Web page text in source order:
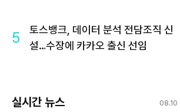
5
토스뱅크, 데이터 분석 전담조직 신
설…수장에 카카오 출신 선임
실시간 뉴스 08.10